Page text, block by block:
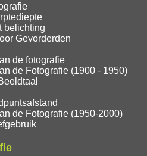
belichting
Gevorderden
de fotografie
de Fotografie (1900 - 1950)
de Fotografie (1950-2000)